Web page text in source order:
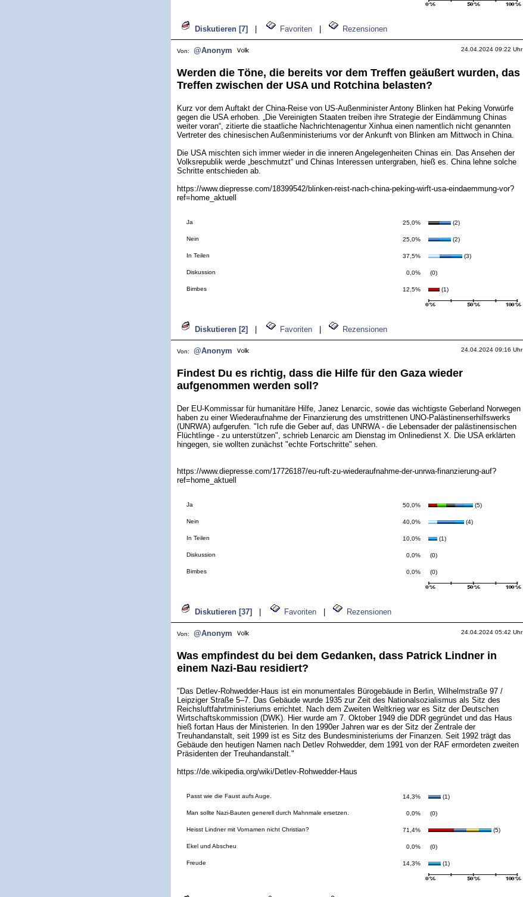
Diskutieren [7] Favoriten Rezensionen
Von: @Anonym 24.04.2024 09:22 Uhr
Werden die Töne, die bereits vor dem Treffen geäußert wurden, das
Treffen zwischen der USA und Rotchina belasten?
Kurz vor dem Auftakt der China-Reise von US-Außenminister Antony Blinken hat Peking Vorwürfe
gegen die USA erhoben. „Die Vereinigten Staaten treiben ihre Strategie der Eindämmung Chinas
weiter voran“, zitierte die staatliche Nachrichtenagentur Xinhua einen namentlich nicht genannten
Vertreter des chinesischen Außenministeriums vor der Ankunft von Blinken am Mittwoch in China.
Die USA mischten sich immer wieder in die inneren Angelegenheiten Chinas ein. Das Ansehen der
Volksrepublik werde „beschmutzt“ und Chinas Interessen untergraben, hieß es. China lehne solche
Schritte entschieden ab.
https://www.diepresse.com/18399542/blinken-reist-nach-china-peking-wirft-usa-eindaemmung-vor?
ref=home_aktuell
Ja 25,0% (2)
Nein 25,0% (2)
In Teilen 37,5% (3)
Diskussion 0,0% (0)
Bimbes 12,5% (1)
Diskutieren [2] Favoriten Rezensionen
Von: @Anonym 24.04.2024 09:16 Uhr
Findest Du es richtig, dass die Hilfe für den Gaza wieder
aufgenommen werden soll?
Der EU-Kommissar für humanitäre Hilfe, Janez Lenarcic, sowie das wichtigste Geberland Norwegen
haben zu einer Wiederaufnahme der Finanzierung des umstrittenen UNO-Palästinenserhilfswerks
(UNRWA) aufgerufen. "Ich rufe die Geber auf, das UNRWA - die Lebensader der palästinensischen
Flüchtlinge - zu unterstützen", schrieb Lenarcic am Dienstag im Onlinedienst X. Die USA erklärten
hingegen, sie wollten zunächst "echte Fortschritte" sehen.
https://www.diepresse.com/17726187/eu-ruft-zu-wiederaufnahme-der-unrwa-finanzierung-auf?
ref=home_aktuell
Ja 50,0% (5)
Nein 40,0% (4)
In Teilen 10,0% (1)
Diskussion 0,0% (0)
Bimbes 0,0% (0)
Diskutieren [37] Favoriten Rezensionen
Von: @Anonym 24.04.2024 05:42 Uhr
Was empfindest du bei dem Gedanken, dass Patrick Lindner in
einem Nazi-Bau residiert?
"Das Detlev-Rohwedder-Haus ist ein monumentales Bürogebäude in Berlin, Wilhelmstraße 97 /
Leipziger Straße 5–7. Das Gebäude wurde 1935 zur Zeit des Nationalsozialismus als Sitz des
Reichsluftfahrtministeriums errichtet. Nach dem Zweiten Weltkrieg war es Sitz der Deutschen
Wirtschaftskommission (DWK). Hier wurde am 7. Oktober 1949 die DDR gegründet und das Haus
hieß fortan Haus der Ministerien. In den 1990er Jahren war es der Sitz der Zentrale der
Treuhandanstalt, seit 1999 ist es Sitz des Bundesministeriums der Finanzen. Seit 1992 trägt das
Gebäude den heutigen Namen nach Detlev Rohwedder, dem 1991 von der RAF ermordeten zweiten
Präsidenten der Treuhandanstalt."
https://de.wikipedia.org/wiki/Detlev-Rohwedder-Haus
Passt wie die Faust aufs Auge. 14,3% (1)
Man sollte Nazi-Bauten generell durch Mahnmale ersetzen. 0,0% (0)
Heisst Lindner mit Vornamen nicht Christian? 71,4% (5)
Ekel und Abscheu 0,0% (0)
Freude 14,3% (1)